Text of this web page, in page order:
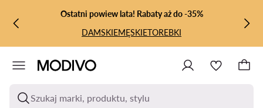
PRZEJDŹ DO GŁÓWNEJ ZAWARTOŚCI
PRZEJDŹ DO WYSZUKIWANIA
Ostatni powiew lata! Rabaty aż do -35%
DAMSKIEMĘSKIETOREBKI
Szukaj marki, produktu, stylu